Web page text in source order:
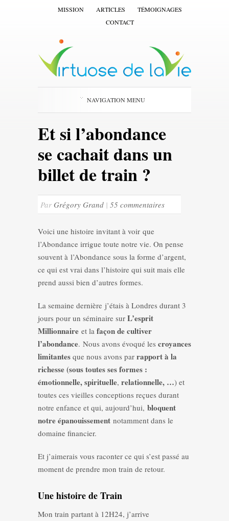
MISSION ARTICLES
TÉMOIGNAGES
CONTACT
NAVIGATION MENU
Et si l’abondance
se cachait dans un
billet de train ?
Par Grégory Grand | 55 commentaires
Voici une histoire invitant à voir que
l’Abondance irrigue toute notre vie. On pense
souvent à l’Abondance sous la forme d’argent,
ce qui est vrai dans l’histoire qui suit mais elle
prend aussi bien d’autres formes.
La semaine dernière j’étais à Londres durant 3
jours pour un séminaire sur L’esprit
Millionnaire et la façon de cultiver
l’abondance. Nous avons évoqué les croyances
limitantes que nous avons par rapport à la
richesse (sous toutes ses formes :
émotionnelle, spirituelle, relationnelle, …) et
toutes ces vieilles conceptions reçues durant
notre enfance et qui, aujourd’hui, bloquent
notre épanouissement notamment dans le
domaine financier.
Et j’aimerais vous raconter ce qui s’est passé au
moment de prendre mon train de retour.
Une histoire de Train
Mon train partant à 12H24, j’arrive